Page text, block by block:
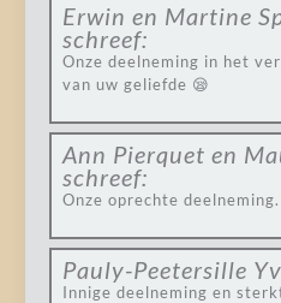
Erwin en Martine
schreef:
Onze deelneming in het
van uw geliefde 😪
Ann Pierquet en
schreef:
Onze oprechte
Pauly-Peetersille
Innige deelneming en